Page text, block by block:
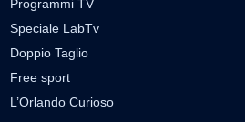
Programmi TV
Speciale LabTv
Doppio Taglio
Free sport
L’Orlando Curioso